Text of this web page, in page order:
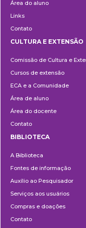
Área do aluno
Links
Contato
e
Extensão
CULTURA E EXTENSÃO
Comissão de Cultura e
Cursos de extensão
ECA e a Comunidade
Área de aluno
Área do docente
Contato
BIBLIOTECA
A Biblioteca
Fontes de informação
Auxílio ao Pesquisador
Serviços aos usuários
Compras e doações
Contato